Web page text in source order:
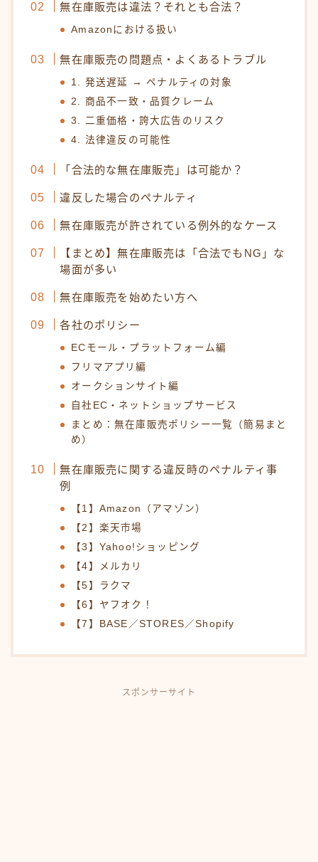
無在庫販売は違法？それとも合法？
Amazonにおける扱い
無在庫販売の問題点・よくあるトラブル
1. 発送遅延 → ペナルティの対象
2. 商品不一致・品質クレーム
3. 二重価格・誇大広告のリスク
4. 法律違反の可能性
「合法的な無在庫販売」は可能か？
違反した場合のペナルティ
無在庫販売が許されている例外的なケース
【まとめ】無在庫販売は「合法でもNG」な
場面が多い
無在庫販売を始めたい方へ
各社のポリシー
ECモール・プラットフォーム編
フリマアプリ編
オークションサイト編
自社EC・ネットショップサービス
まとめ：無在庫販売ポリシー一覧（簡易まと
め）
無在庫販売に関する違反時のペナルティ事
例
【1】Amazon（アマゾン）
【2】楽天市場
【3】Yahoo!ショッピング
【4】メルカリ
【5】ラクマ
【6】ヤフオク！
【7】BASE／STORES／Shopify
スポンサーサイト